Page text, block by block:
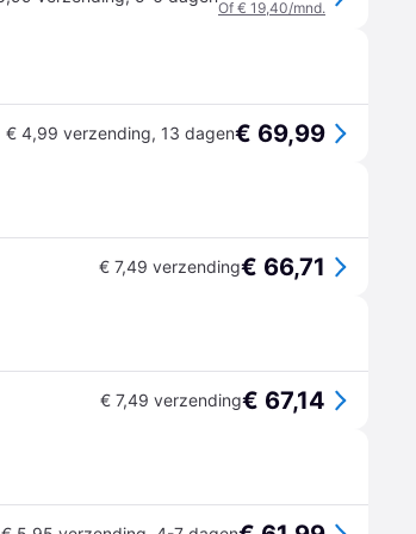
Of € 19,40/mnd.
€ 4,99 verzending, 13 dagen€ 69,99
€ 7,49 verzending€ 66,71
€ 7,49 verzending€ 67,14